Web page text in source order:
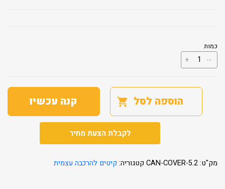
כמות
--
כמות
של
הצללה
STOCKHOLM
+
הוספה לסל קנה עכשיו
לקבלת הצעת מחיר
מק"ט:CAN-COVER-5.2 קטגוריה: קיטים להרכבה עצמית